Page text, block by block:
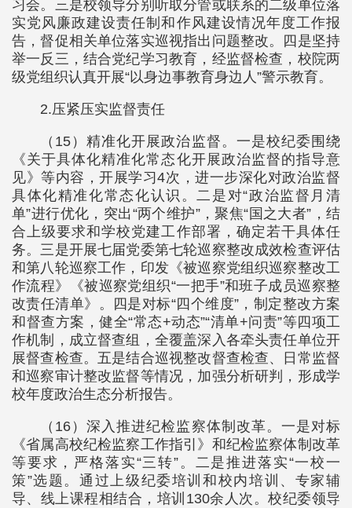
习会。三是校领导分别听取分管或联系的二级单位落
实党风廉政建设责任制和作风建设情况年度工作报
告，督促相关单位落实巡视指出问题整改。四是坚持
举一反三，结合党纪学习教育，经监督检查，校院两
级党组织认真开展“以身边事教育身边人”警示教育。
2.压紧压实监督责任
（15）精准化开展政治监督。一是校纪委围绕
《关于具体化精准化常态化开展政治监督的指导意
见》等内容，开展学习4次，进一步深化对政治监督
具体化精准化常态化认识。二是对“政治监督月清
单”进行优化，突出“两个维护”，聚焦“国之大者”，结
合上级要求和学校党建工作部署，确定若干具体任
务。三是开展七届党委第七轮巡察整改成效检查评估
和第八轮巡察工作，印发《被巡察党组织巡察整改工
作流程》《被巡察党组织“一把手”和班子成员巡察整
改责任清单》。四是对标“四个维度”，制定整改方案
和督查方案，健全“常态+动态”“清单+问责”等四项工
作机制，成立督查组，全覆盖深入各牵头责任单位开
展督查检查。五是结合巡视整改督查检查、日常监督
和巡察审计整改监督等情况，加强分析研判，形成学
校年度政治生态分析报告。
（16）深入推进纪检监察体制改革。一是对标
《省属高校纪检监察工作指引》和纪检监察体制改革
等要求，严格落实“三转”。二是推进落实“一校一
策”选题。通过上级纪委培训和校内培训、专家辅
导、线上课程相结合，培训130余人次。校纪委领导